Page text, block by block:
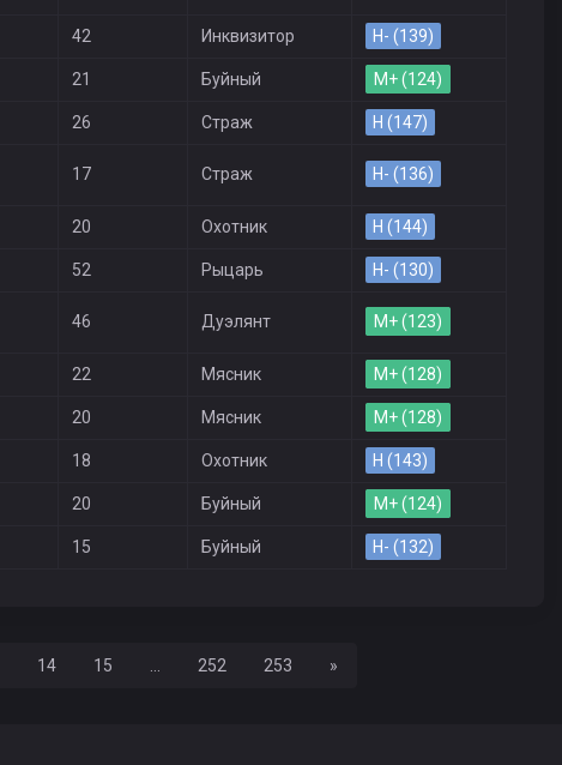
42 Инквизитор H- (139)
21 Буйный M+ (124)
26 Страж H (147)
17 Страж H- (136)
20 Охотник H (144)
52 Рыцарь H- (130)
46 Дуэлянт M+ (123)
22 Мясник M+ (128)
20 Мясник M+ (128)
18 Охотник H (143)
20 Буйный M+ (124)
15 Буйный H- (132)
14 15 252 253 »